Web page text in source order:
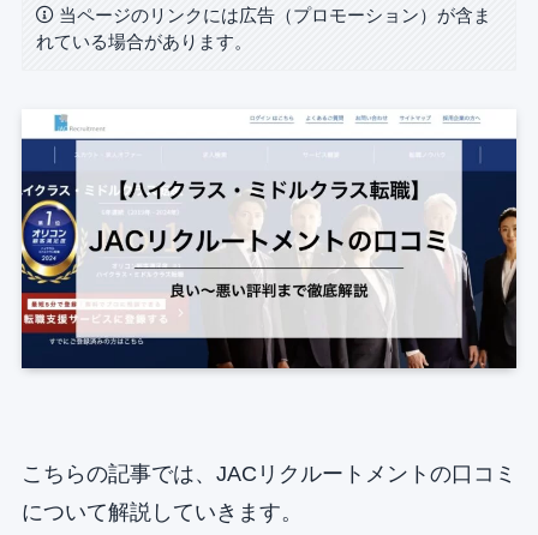
当ページのリンクには広告（プロモーション）が含ま
れている場合があります。
こちらの記事では、JACリクルートメントの口コミ
について解説していきます。